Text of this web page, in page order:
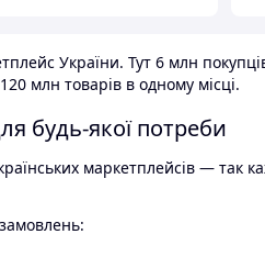
України. Тут 6 млн
млн товарів в одному місці.
будь-якої потреби
маркетплейсів — так